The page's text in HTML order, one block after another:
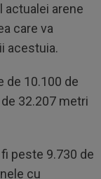
actualei arene
care va
acestuia.
de 10.100 de
32.207 metri
peste 9.730 de
cu